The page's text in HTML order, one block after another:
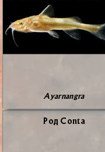
Ayarnangra
Род Conta